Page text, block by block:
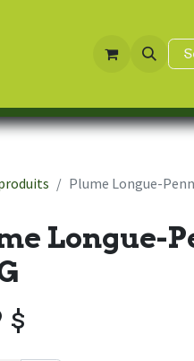
Plume Longue-
Longue-
$